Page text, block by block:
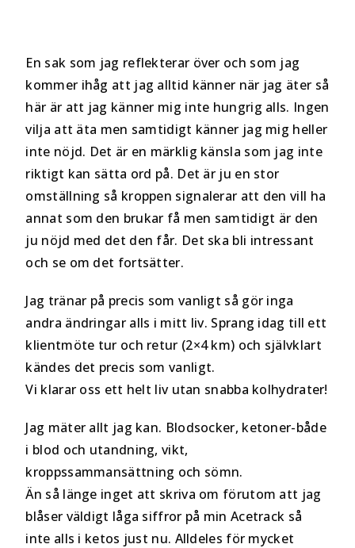
En sak som jag reflekterar över och som jag
kommer ihåg att jag alltid känner när jag äter så
här är att jag känner mig inte hungrig alls. Ingen
vilja att äta men samtidigt känner jag mig heller
inte nöjd. Det är en märklig känsla som jag inte
riktigt kan sätta ord på. Det är ju en stor
omställning så kroppen signalerar att den vill ha
annat som den brukar få men samtidigt är den
ju nöjd med det den får. Det ska bli intressant
och se om det fortsätter.
Jag tränar på precis som vanligt så gör inga
andra ändringar alls i mitt liv. Sprang idag till ett
klientmöte tur och retur (2×4 km) och självklart
kändes det precis som vanligt.
Vi klarar oss ett helt liv utan snabba kolhydrater!
Jag mäter allt jag kan. Blodsocker, ketoner-både
i blod och utandning, vikt,
kroppssammansättning och sömn.
Än så länge inget att skriva om förutom att jag
blåser väldigt låga siffror på min Acetrack så
inte alls i ketos just nu. Alldeles för mycket